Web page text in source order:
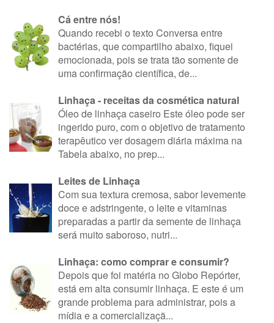
Cá entre nós!
Quando recebi o texto Conversa entre
bactérias, que compartilho abaixo, fiquei
emocionada, pois se trata tão somente de
uma confirmação científica, de...
Linhaça - receitas da cosmética natural
Óleo de linhaça caseiro Este óleo pode ser
ingerido puro, com o objetivo de tratamento
terapêutico ver dosagem diária máxima na
Tabela abaixo, no prep...
Leites de Linhaça
Com sua textura cremosa, sabor levemente
doce e adstringente, o leite e vitaminas
preparadas a partir da semente de linhaça
será muito saboroso, nutri...
Linhaça: como comprar e consumir?
Depois que foi matéria no Globo Repórter,
está em alta consumir linhaça. E este é um
grande problema para administrar, pois a
mídia e a comercializaçã...